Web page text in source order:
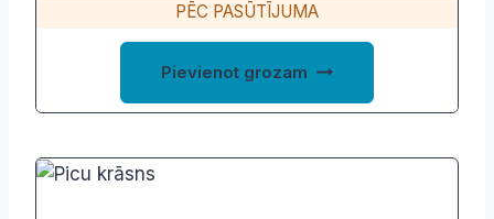
PĒC PASŪTĪJUMA
Pievienot grozam